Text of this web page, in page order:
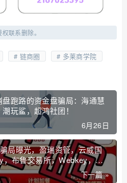
联系删除。
链商圈
多莱商学院
跑路的资金盘骗局：海通慧
玩鲨，超鸿社团！
6月26日
局曝光，盈瑞资管，云威国
，布鲁交易所，Webkey，艾
！
下一篇 »